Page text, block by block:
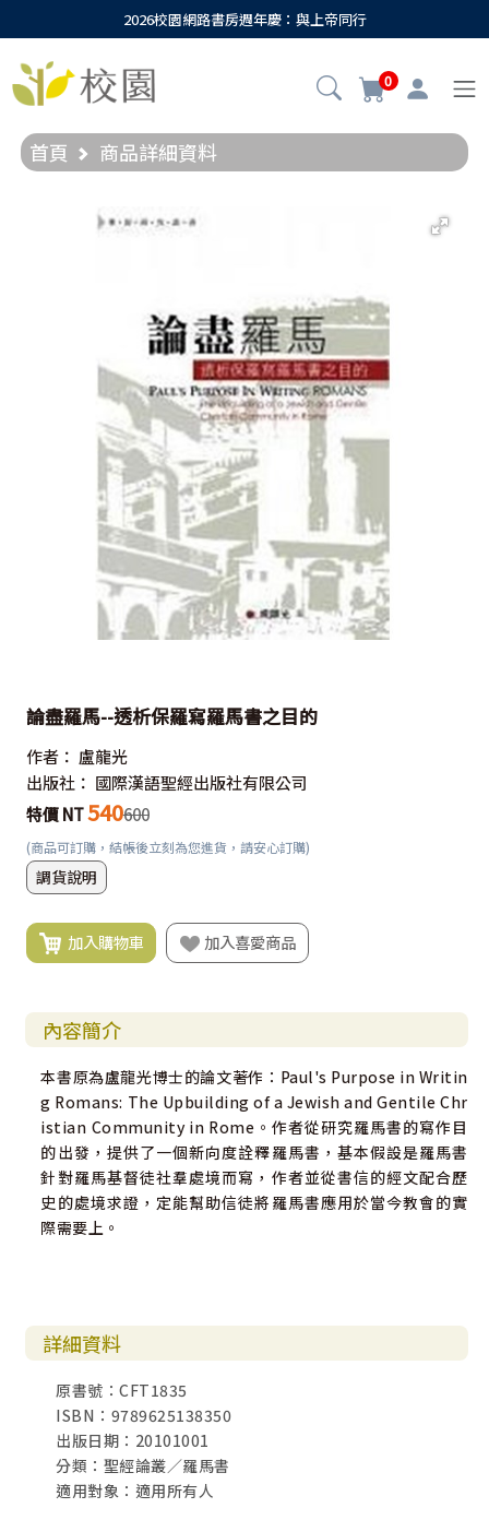
2026校園網路書房週年慶：與上帝同行
0
首頁 商品詳細資料
論盡羅馬--透析保羅寫羅馬書之目的
作者： 盧龍光
出版社： 國際漢語聖經出版社有限公司
特價 NT540600
(商品可訂購，結帳後立刻為您進貨，請安心訂購)
調貨說明
加入購物車 加入喜愛商品
內容簡介
本書原為盧龍光博士的論文著作：Paul's Purpose in Writin
g Romans: The Upbuilding of a Jewish and Gentile Chr
istian Community in Rome。作者從研究羅馬書的寫作目
的出發，提供了一個新向度詮釋羅馬書，基本假設是羅馬書
針對羅馬基督徒社羣處境而寫，作者並從書信的經文配合歷
史的處境求證，定能幫助信徒將羅馬書應用於當今教會的實
際需要上。
詳細資料
原書號：CFT1835
ISBN：9789625138350
出版日期：20101001
分類：聖經論叢／羅馬書
適用對象：適用所有人